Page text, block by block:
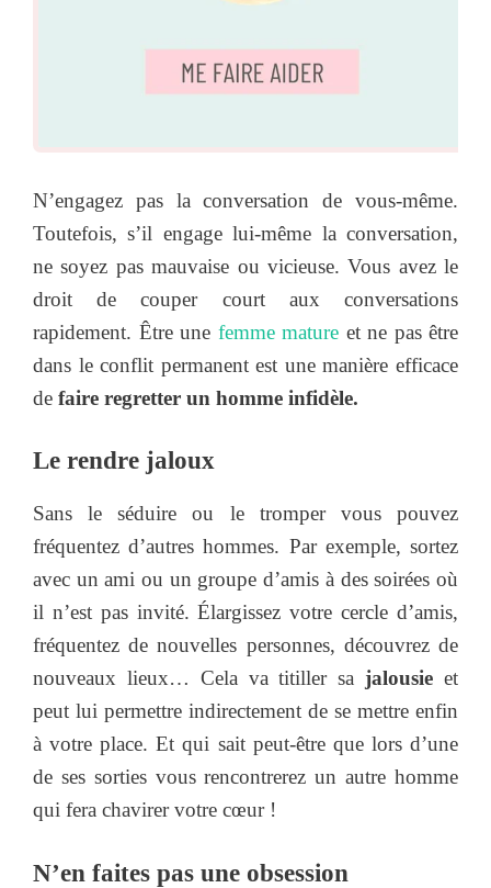
N’engagez pas la conversation de vous-même.
Toutefois, s’il engage lui-même la conversation,
ne soyez pas mauvaise ou vicieuse. Vous avez le
droit de couper court aux conversations
rapidement. Être une femme mature et ne pas être
dans le conflit permanent est une manière efficace
de faire regretter un homme infidèle.
Le rendre jaloux
Sans le séduire ou le tromper vous pouvez
fréquentez d’autres hommes. Par exemple, sortez
avec un ami ou un groupe d’amis à des soirées où
il n’est pas invité. Élargissez votre cercle d’amis,
fréquentez de nouvelles personnes, découvrez de
nouveaux lieux… Cela va titiller sa jalousie et
peut lui permettre indirectement de se mettre enfin
à votre place. Et qui sait peut-être que lors d’une
de ses sorties vous rencontrerez un autre homme
qui fera chavirer votre cœur !
N’en faites pas une obsession